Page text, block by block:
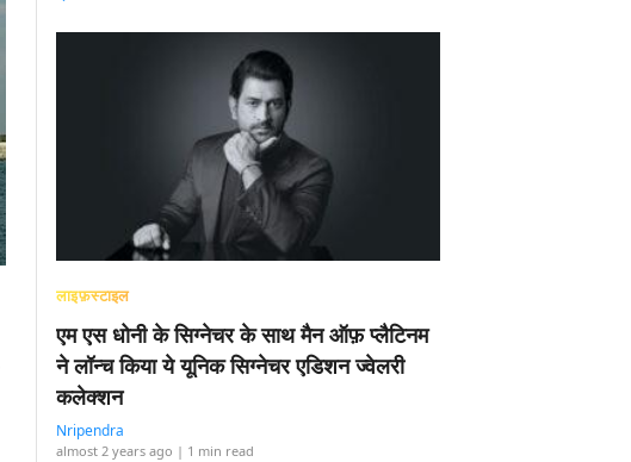
लाइफ़स्टाइल
एम एस धोनी के सिग्नेचर के साथ मैन ऑफ़ प्लैटिनम
ने लॉन्च किया ये यूनिक सिग्नेचर एडिशन ज्वेलरी
कलेक्शन
Nripendra
almost 2 years ago | 1 min read